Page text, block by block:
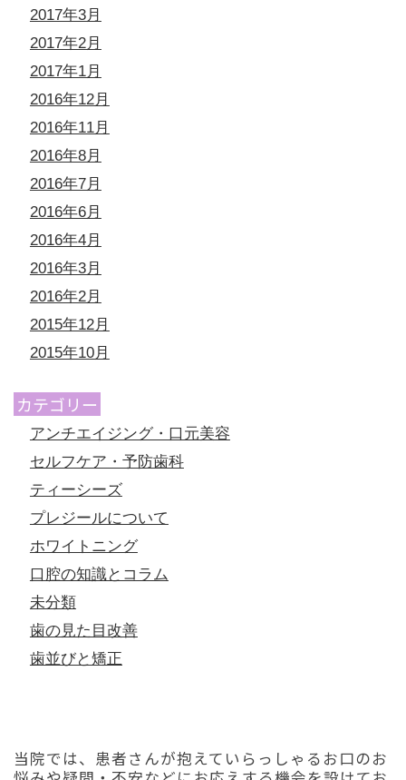
2017年3月
2017年2月
2017年1月
2016年12月
2016年11月
2016年8月
2016年7月
2016年6月
2016年4月
2016年3月
2016年2月
2015年12月
2015年10月
カテゴリー
アンチエイジング・口元美容
セルフケア・予防歯科
ティーシーズ
プレジールについて
ホワイトニング
口腔の知識とコラム
未分類
歯の見た目改善
歯並びと矯正
当院では、患者さんが抱えていらっしゃるお口のお